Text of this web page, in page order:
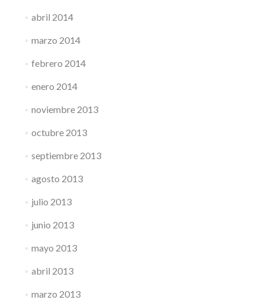
abril 2014
marzo 2014
febrero 2014
enero 2014
noviembre 2013
octubre 2013
septiembre 2013
agosto 2013
julio 2013
junio 2013
mayo 2013
abril 2013
marzo 2013